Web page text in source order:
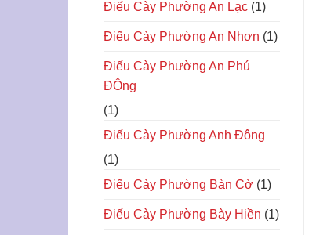
Điếu Cày Phường An Lạc (1)
Điếu Cày Phường An Nhơn (1)
Điếu Cày Phường An Phú
ĐÔng
(1)
Điếu Cày Phường Anh Đông
(1)
Điếu Cày Phường Bàn Cờ (1)
Điếu Cày Phường Bày Hiền (1)